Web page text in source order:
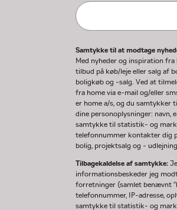
Samtykke til at modtage
Med nyheder og inspiration
tilbud på køb/leje eller salg af
boligkøb og -salg. Ved at
fra home via e-mail og/eller
er home a/s, og du samtykker
dine personoplysninger: navn,
samtykke til statistik- og
telefonnummer kontakter dig
bolig, projektsalg og -
Tilbagekaldelse af samtykke:
informationsbeskeder jeg
forretninger (samlet benævnt
telefonnummer, IP-adresse,
samtykke til statistik- og